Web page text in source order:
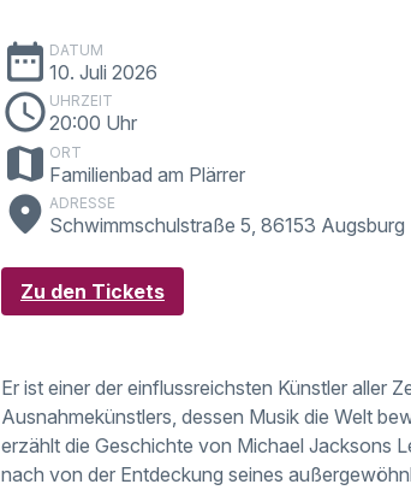
date_range DATUM
10. Juli 2026
schedule UHRZEIT
20:00 Uhr
map ORT
Familienbad am Plärrer
place ADRESSE
Schwimmschulstraße 5, 86153 Augsburg
Zu den Tickets
Er ist einer der einflussreichsten Künstler aller
Ausnahmekünstlers, dessen Musik die Welt
erzählt die Geschichte von Michael Jacksons
nach von der Entdeckung seines